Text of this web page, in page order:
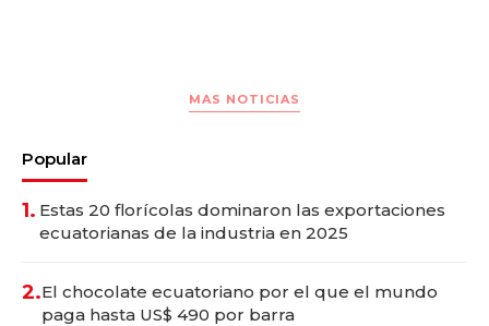
MAS NOTICIAS
Popular
1. Estas 20 florícolas dominaron las exportaciones
ecuatorianas de la industria en 2025
2.El chocolate ecuatoriano por el que el mundo
paga hasta US$ 490 por barra